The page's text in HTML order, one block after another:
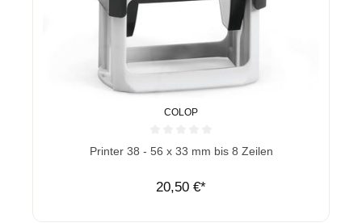
COLOP
Durchschnittliche Bewertung von 0 von 5 Sternen
Printer 38 - 56 x 33 mm bis 8 Zeilen
20,50 €*